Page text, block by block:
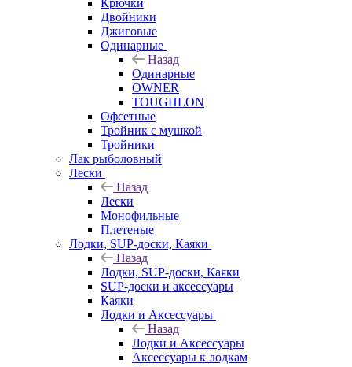
Крючки
Двойники
Джиговые
Одинарные
Назад
Одинарные
OWNER
TOUGHLON
Офсетные
Тройник с мушкой
Тройники
Лак рыболовный
Лески
Назад
Лески
Монофильные
Плетеные
Лодки, SUP-доски, Каяки
Назад
Лодки, SUP-доски, Каяки
SUP-доски и аксессуары
Каяки
Лодки и Аксессуары
Назад
Лодки и Аксессуары
Аксессуары к лодкам